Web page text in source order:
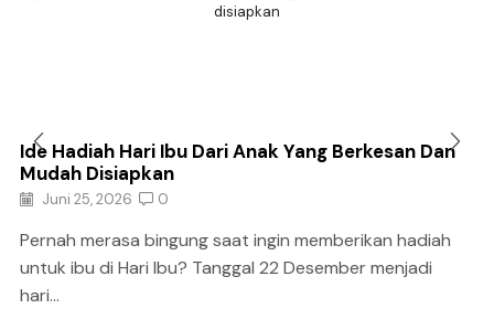
Ide Hadiah Hari Ibu Dari Anak Yang Berkesan Dan
Mudah Disiapkan
Juni 25, 2026 0
Pernah merasa bingung saat ingin memberikan hadiah
untuk ibu di Hari Ibu? Tanggal 22 Desember menjadi
hari...